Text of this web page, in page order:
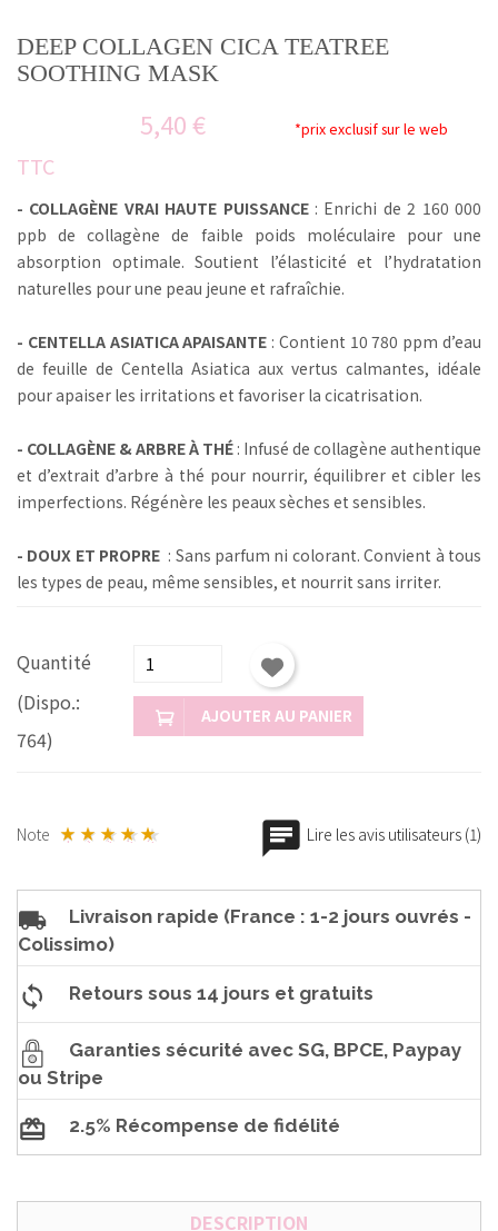
DEEP COLLAGEN CICA TEATREE
SOOTHING MASK
5,40 € *prix exclusif sur le web
TTC
- COLLAGÈNE VRAI HAUTE PUISSANCE: Enrichi de 2 160 000
ppb de collagène de faible poids moléculaire pour une
absorption optimale. Soutient l’élasticité et l’hydratation
naturelles pour une peau jeune et rafraîchie.
- CENTELLA ASIATICA APAISANTE : Contient 10 780 ppm d’eau
de feuille de Centella Asiatica aux vertus calmantes, idéale
pour apaiser les irritations et favoriser la cicatrisation.
- COLLAGÈNE & ARBRE À THÉ : Infusé de collagène authentique
et d’extrait d’arbre à thé pour nourrir, équilibrer et cibler les
imperfections. Régénère les peaux sèches et sensibles.
- DOUX ET PROPRE : Sans parfum ni colorant. Convient à tous
les types de peau, même sensibles, et nourrit sans irriter.
Quantité
(Dispo.:
764)
AJOUTER AU PANIER
Note Lire les avis utilisateurs (1)
Livraison rapide (France : 1-2 jours ouvrés -
Colissimo)
Retours sous 14 jours et gratuits
Garanties sécurité avec SG, BPCE, Paypay
ou Stripe
2.5% Récompense de fidélité
DESCRIPTION